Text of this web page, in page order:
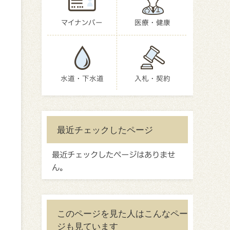
マイナンバー 医療・健康
水道・下水道 入札・契約
最近チェックしたページ
最近チェックしたページはありませ
ん。
このページを見た人はこんなペー
ジも見ています